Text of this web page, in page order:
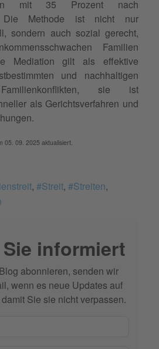
mit 35 Prozent nach
Die Methode ist nicht nur
sondern auch sozial gerecht,
Familien
Mediation gilt als effektive
und nachhaltigen
sie ist
als Gerichtsverfahren und
05. 09. 2025 aktualisiert.
Streit
Streiten
informiert
abonnieren, senden wir
wenn es neue Updates auf
Sie sie nicht verpassen.